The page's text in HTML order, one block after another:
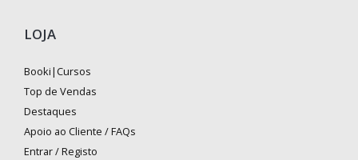
LOJA
Booki|Cursos
Top de Vendas
Destaques
Apoio ao Cliente / FAQs
Entrar / Registo